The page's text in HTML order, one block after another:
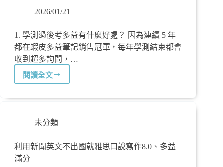
2026/01/21
1. 學測過後考多益有什麼好處？ 因為連續 5 年
都在蝦皮多益筆記銷售冠軍，每年學測結束都會
收到超多詢問，…
閱讀全文
未分類
利用新聞英文不出國就雅思口說寫作8.0、多益
滿分